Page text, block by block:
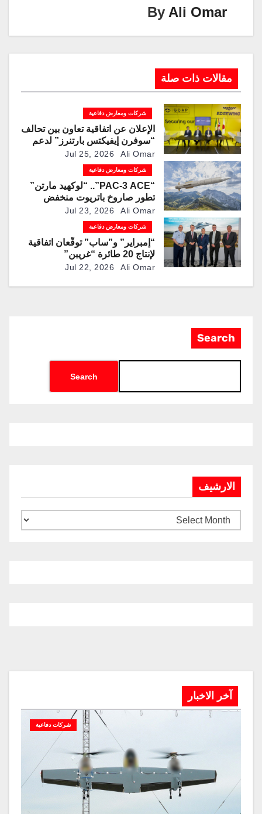
By Ali Omar
مقالات ذات صلة
شركات ومعارض دفاعية
الإعلان عن اتفاقية تعاون بين تحالف
“سوفرن إيفيكتس بارتنرز” لدعم
برنامج القتال الجوي العالمي
Jul 25, 2026 Ali Omar
شركات ومعارض دفاعية
“PAC-3 ACE”.. “لوكهيد مارتن”
تطور صاروخ باتريوت منخفض
التكلفة لمواجهة المسيرات
Jul 23, 2026 Ali Omar
شركات ومعارض دفاعية
“إمبراير” و”ساب” توقّعان اتفاقية
لإنتاج 20 طائرة “غريبن”
إضافية في البرازيل
Jul 22, 2026 Ali Omar
Search
Search
الارشيف
آخر الاخبار
شركات دفاعية